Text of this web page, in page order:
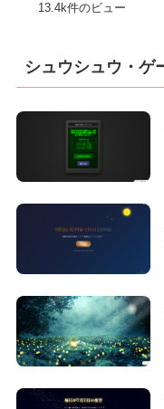
13.4k件のビュー
シュウシュウ・ゲ